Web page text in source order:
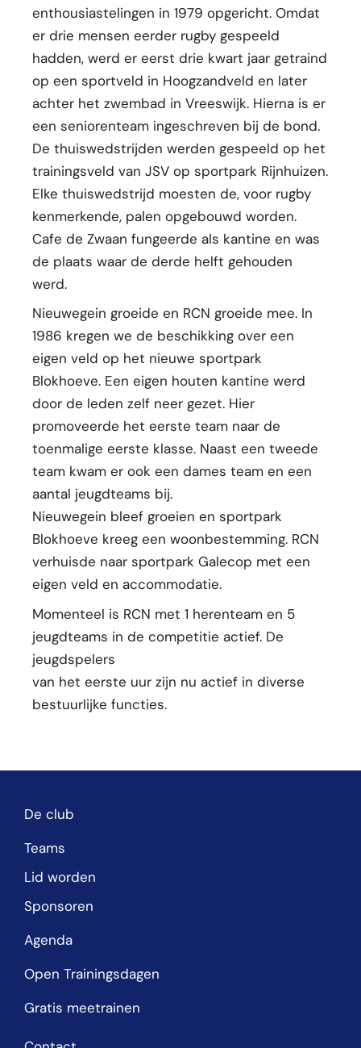
enthousiastelingen in 1979 opgericht. Omdat
er drie mensen eerder rugby gespeeld
hadden, werd er eerst drie kwart jaar getraind
op een sportveld in Hoogzandveld en later
achter het zwembad in Vreeswijk. Hierna is er
een seniorenteam ingeschreven bij de bond.
De thuiswedstrijden werden gespeeld op het
trainingsveld van JSV op sportpark Rijnhuizen.
Elke thuiswedstrijd moesten de, voor rugby
kenmerkende, palen opgebouwd worden.
Cafe de Zwaan fungeerde als kantine en was
de plaats waar de derde helft gehouden
werd.
Nieuwegein groeide en RCN groeide mee. In
1986 kregen we de beschikking over een
eigen veld op het nieuwe sportpark
Blokhoeve. Een eigen houten kantine werd
door de leden zelf neer gezet. Hier
promoveerde het eerste team naar de
toenmalige eerste klasse. Naast een tweede
team kwam er ook een dames team en een
aantal jeugdteams bij.
Nieuwegein bleef groeien en sportpark
Blokhoeve kreeg een woonbestemming. RCN
verhuisde naar sportpark Galecop met een
eigen veld en accommodatie.
Momenteel is RCN met 1 herenteam en 5
jeugdteams in de competitie actief. De
jeugdspelers
van het eerste uur zijn nu actief in diverse
bestuurlijke functies.
De club
Teams
Lid worden
Sponsoren
Agenda
Open Trainingsdagen
Gratis meetrainen